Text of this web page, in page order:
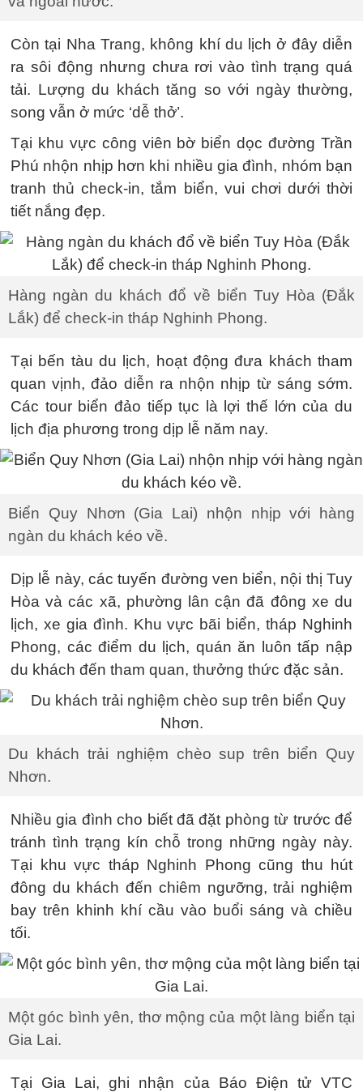
Còn tại Nha Trang, không khí du lịch ở đây diễn
ra sôi động nhưng chưa rơi vào tình trạng quá
tải. Lượng du khách tăng so với ngày thường,
song vẫn ở mức ‘dễ thở’.
Tại khu vực công viên bờ biển dọc đường Trần
Phú nhộn nhịp hơn khi nhiều gia đình, nhóm bạn
tranh thủ check-in, tắm biển, vui chơi dưới thời
tiết nắng đẹp.
Hàng ngàn du khách đổ về biển Tuy Hòa (Đắk
Lắk) để check-in tháp Nghinh Phong.
Tại bến tàu du lịch, hoạt động đưa khách tham
quan vịnh, đảo diễn ra nhộn nhịp từ sáng sớm.
Các tour biển đảo tiếp tục là lợi thế lớn của du
lịch địa phương trong dịp lễ năm nay.
Biển Quy Nhơn (Gia Lai) nhộn nhịp với hàng
ngàn du khách kéo về.
Dịp lễ này, các tuyến đường ven biển, nội thị Tuy
Hòa và các xã, phường lân cận đã đông xe du
lịch, xe gia đình. Khu vực bãi biển, tháp Nghinh
Phong, các điểm du lịch, quán ăn luôn tấp nập
du khách đến tham quan, thưởng thức đặc sản.
Du khách trải nghiệm chèo sup trên biển Quy
Nhơn.
Nhiều gia đình cho biết đã đặt phòng từ trước để
tránh tình trạng kín chỗ trong những ngày này.
Tại khu vực tháp Nghinh Phong cũng thu hút
đông du khách đến chiêm ngưỡng, trải nghiệm
bay trên khinh khí cầu vào buổi sáng và chiều
tối.
Một góc bình yên, thơ mộng của một làng biển tại
Gia Lai.
Tại Gia Lai, ghi nhận của Báo Điện tử VTC